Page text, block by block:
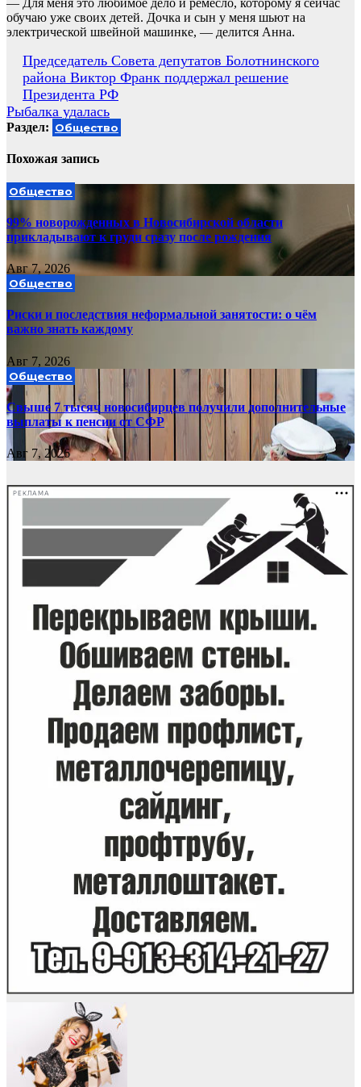
— Для меня это любимое дело и ремесло, которому я сейчас
обучаю уже своих детей. Дочка и сын у меня шьют на
электрической швейной машинке, — делится Анна.
Навигация
по
записям
Председатель Совета депутатов Болотнинского
района Виктор Франк поддержал решение
Президента РФ
Рыбалка удалась
Раздел: Общество
Похожая запись
Общество
99% новорожденных в Новосибирской области
прикладывают к груди сразу после рождения
Авг 7, 2026
Общество
Риски и последствия неформальной занятости: о чём
важно знать каждому
Авг 7, 2026
Общество
Свыше 7 тысяч новосибирцев получили дополнительные
выплаты к пенсии от СФР
Авг 7, 2026
РЕКЛАМА